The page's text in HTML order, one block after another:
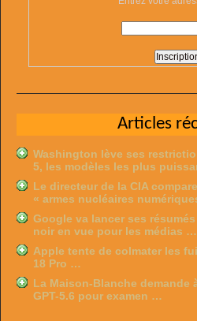
Articles
Washington lève ses
5, les modèles les plus
Le directeur de la CIA
« armes nucléaires
Google va lancer ses
noir en vue pour les médias …
Apple tente de colmater les
18 Pro …
La Maison-Blanche demande
GPT-5.6 pour examen …